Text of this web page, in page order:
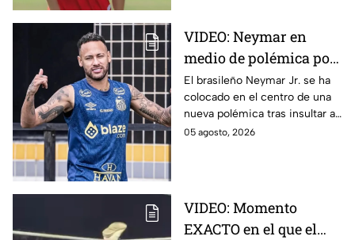
VIDEO: Neymar en
medio de polémica por
insultar a aficionados y
directivos de Remo
El brasileño Neymar Jr. se ha
colocado en el centro de una
nueva polémica tras insultar a
aficionados y directivos del
05 agosto, 2026
VIDEO: Momento
EXACTO en el que el